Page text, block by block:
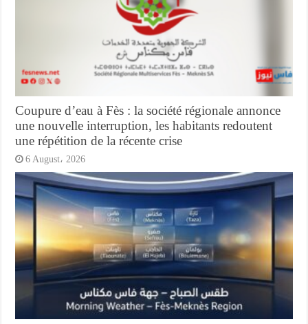
Coupure d’eau à Fès : la société régionale annonce
une nouvelle interruption, les habitants redoutent
une répétition de la récente crise
6 August، 2026